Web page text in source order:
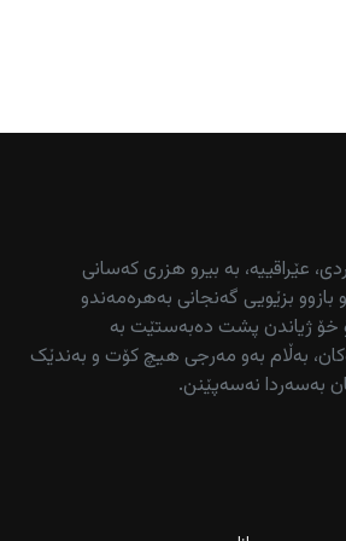
عێراقییە، بە بیرو هزری کەسانی
بزێویی گەنجانی بەهرەمەندو
خۆ ژیاندن پشت دەبەستێت بە
بەڵام بەو مەرجی هیچ کۆت و بەندێک
بەسەردا نەسەپێنن.